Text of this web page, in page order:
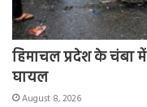
हिमाचल प्रदेश के चंबा
घायल
August 8, 2026